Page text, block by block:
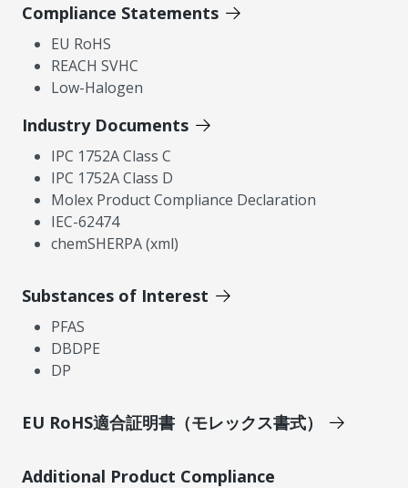
Compliance Statements
EU RoHS
REACH SVHC
Low-Halogen
Industry Documents
IPC 1752A Class C
IPC 1752A Class D
Molex Product Compliance Declaration
IEC-62474
chemSHERPA (xml)
Substances of Interest
PFAS
DBDPE
DP
EU RoHS適合証明書（モレックス書式）
Additional Product Compliance